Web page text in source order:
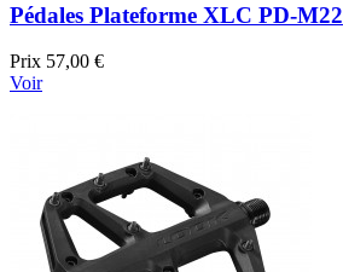
Pédales Plateforme XLC PD-M22
Prix 57,00 €
Voir